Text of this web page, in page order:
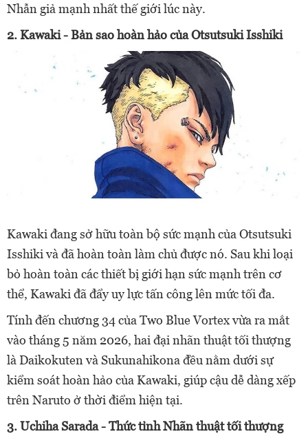
Nhẫn giả mạnh nhất thế giới lúc này.
2. Kawaki - Bản sao hoàn hảo của Otsutsuki Isshiki
Kawaki đang sở hữu toàn bộ sức mạnh của Otsutsuki
Isshiki và đã hoàn toàn làm chủ được nó. Sau khi loại
bỏ hoàn toàn các thiết bị giới hạn sức mạnh trên cơ
thể, Kawaki đã đẩy uy lực tấn công lên mức tối đa.
Tính đến chương 34 của Two Blue Vortex vừa ra mắt
vào tháng 5 năm 2026, hai đại nhãn thuật tối thượng
là Daikokuten và Sukunahikona đều nằm dưới sự
kiểm soát hoàn hảo của Kawaki, giúp cậu dễ dàng xếp
trên Naruto ở thời điểm hiện tại.
3. Uchiha Sarada - Thức tỉnh Nhãn thuật tối thượng